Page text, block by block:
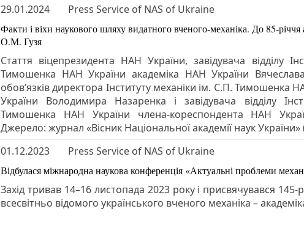
29.01.2024 Press Service of NAS of Ukraine
Факти і віхи наукового шляху видатного вченого-механіка. До 85-
О.М. Гузя
Стаття віцепрезидента НАН України, завідувача відділу
Тимошенка НАН України академіка НАН України
обов’язків директора Інституту механіки ім. С.П. Тимошенка
України Володимира Назаренка і завідувача відділу
Тимошенка НАН України члена-кореспондента НАН
Джерело: журнал «Вісник Національної академії наук
01.12.2023
Press Service of NAS of Ukraine
Відбулася міжнародна наукова конференція «Актуальні проблеми
Захід тривав 14–16 листопада 2023 року і присвячувався
всесвітньо відомого українського вченого механіка –